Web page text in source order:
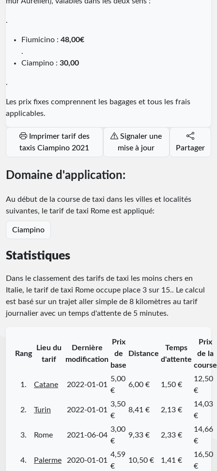
.
Fiumicino : 48,00€
.
Ciampino : 30,00
.
Les prix fixes comprennent les bagages et tous les frais
applicables.
Imprimer tarif des
taxis Ciampino 2021
Signaler une
mise à jour
Partager
Domaine d'application:
Au début de la course de taxi dans les villes et localités
suivantes, le tarif de taxi Rome est appliqué:
Ciampino
Statistiques
Dans le classement des tarifs de taxi les moins chers en
Italie, le tarif de taxi Rome occupe place 3 sur 15.. Le calcul
est basé sur un trajet aller simple de 8 kilomètres au tarif
journalier avec un temps d'attente de 5 minutes.
Rang
Lieu du
tarif
Dernière
modification
Prix
de
base
Distance
Temps
d'attente
Prix
de la
course
1. Catane 2022-01-01
5,00
€
6,00 € 1,50 €
12,50
€
2. Turin 2022-01-01
3,50
€
8,41 € 2,13 €
14,03
€
3. Rome 2021-06-04
3,00
€
9,33 € 2,33 €
14,66
€
4. Palerme 2020-01-01
4,59
€
10,50 € 1,41 €
16,50
€